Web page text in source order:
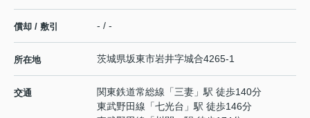
償却 / 敷引 - / -
所在地 茨城県坂東市岩井字城合4265-1
交通 関東鉄道常総線 「三妻 」駅 徒歩140分
東武野田線 「七光台 」駅 徒歩146分